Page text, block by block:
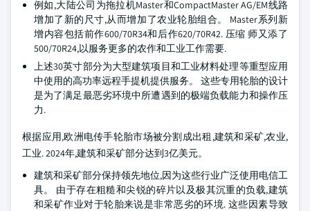
例如,大陆公司为拖拉机Master和CompactMaster AG/EM线路
增加了新的尺寸,从而增加了农业轮胎组合。 Master系列新
增内容包括前作600/70R34和后作620/70R42. 压缩 师又添了
500/70R24,以服务更多的农作和工业工作需要.
上述30英寸部分为大型建筑项目和工业材料处理等重型应用
中使用的高功率远程手提机提供服务。 这些专用轮胎的设计
是为了满足最恶劣环境中所遭遇到的极端负载能力和操作压
力.
根据应用,欧洲电传手轮胎市场被分割成出租,建筑和采矿,农业,
工业. 2024年,建筑和采矿部分达到3亿美元。
建筑和采矿部分保持领先地位,因为这些行业广泛使用电信工
具。 由于存在粗糙和尖锐的碎片以及极其沉重的负载,建筑
和采矿作业对于轮胎来说是非常恶劣的环境. 这些因素导致